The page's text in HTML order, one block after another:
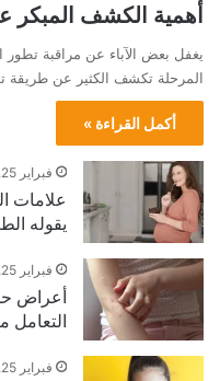
أهمية الكشف المبكر
يغفل بعض الآباء عن مراقبة تطور
المرحلة تكشف الكثير عن
أكمل القراءة »
فبراير 25, 2024
يقوله
فبراير 25, 2024
أعراض
التعامل
فبراير 25, 2024